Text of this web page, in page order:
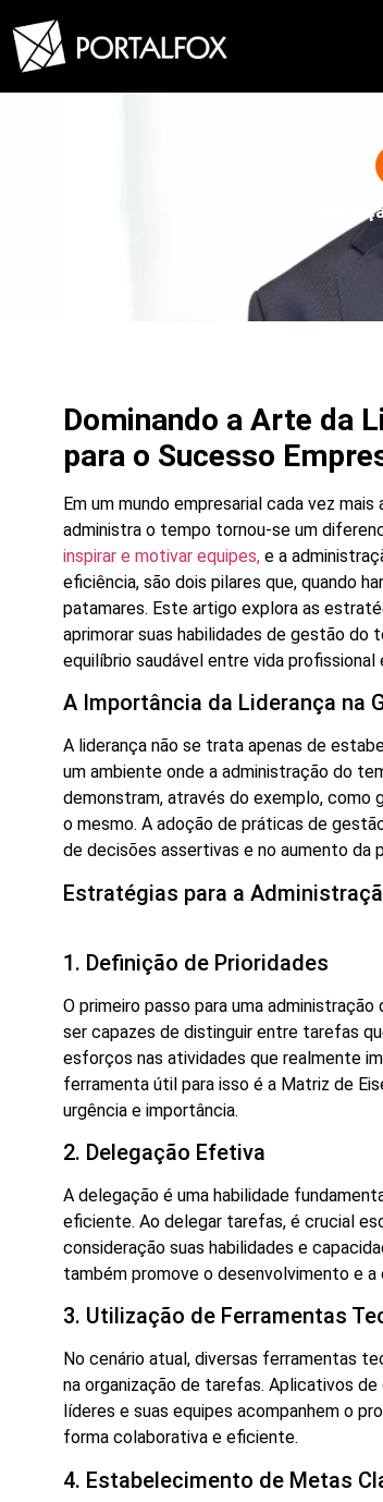
Dominando a Arte da
para o Sucesso
Em um mundo empresarial cada vez
administra o tempo tornou-se um
inspirar e motivar equipes, e a
eficiência, são dois pilares que, quando
patamares. Este artigo explora as
aprimorar suas habilidades de gestão do
equilíbrio saudável entre vida profissional
A Importância da Liderança na
A liderança não se trata apenas de
um ambiente onde a administração do
demonstram, através do exemplo, como
o mesmo. A adoção de práticas de
de decisões assertivas e no aumento da
Estratégias para a
1. Definição de Prioridades
O primeiro passo para uma
ser capazes de distinguir entre tarefas
esforços nas atividades que realmente
ferramenta útil para isso é a Matriz de
urgência e importância.
2. Delegação Efetiva
A delegação é uma habilidade
eficiente. Ao delegar tarefas, é crucial
consideração suas habilidades e
também promove o desenvolvimento e a
3. Utilização de Ferramentas
No cenário atual, diversas ferramentas
na organização de tarefas. Aplicativos
líderes e suas equipes acompanhem o
forma colaborativa e eficiente.
4. Estabelecimento de Metas